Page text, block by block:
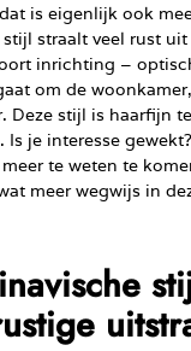
is eigenlijk ook
straalt veel rust
inrichting –
om de
Deze stijl is haarfijn
Is je interesse
te weten te
meer wegwijs in